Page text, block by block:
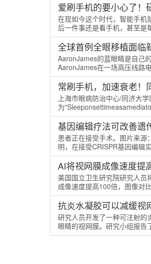
爱刷手机的要小心了！
在现如今这个时代，智能手机
后一件事还是看手机，甚至
全球首例全眼移植面临
AaronJames的蓝眼睛是自己
AaronJames在一场高压线路
常刷手机，加速衰老！
上海市眼病防治中心/同济大
为
基因编辑疗法可改善遗
患者正在接受手术。图片来
明，在接受CRISPR基因编辑
AI将视网膜成像速度提
美国国立卫生研究院研究人员
成像速度提高100倍，图像对
抗炎水凝胶可以减缓视
研究人员开发了一种可注射的
眼睛的视网膜。研究小组报